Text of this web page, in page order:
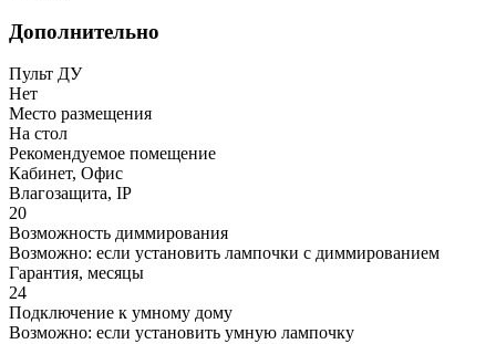
Дополнительно
Пульт ДУ
Нет
Место размещения
На стол
Рекомендуемое помещение
Кабинет, Офис
Влагозащита, IP
20
Возможность диммирования
Возможно: если установить лампочки с диммированием
Гарантия, месяцы
24
Подключение к умному дому
Возможно: если установить умную лампочку